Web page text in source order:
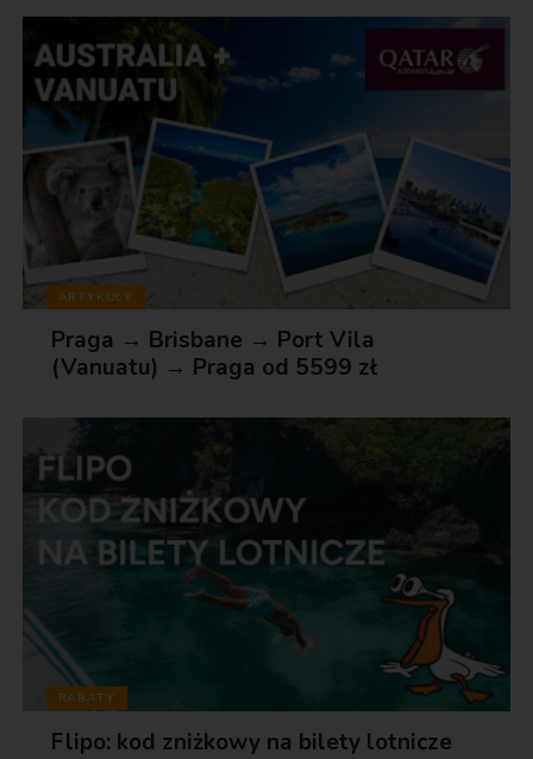
ARTYKUŁY
Praga → Brisbane → Port Vila
(Vanuatu) → Praga od 5599 zł
RABATY
Flipo: kod zniżkowy na bilety lotnicze